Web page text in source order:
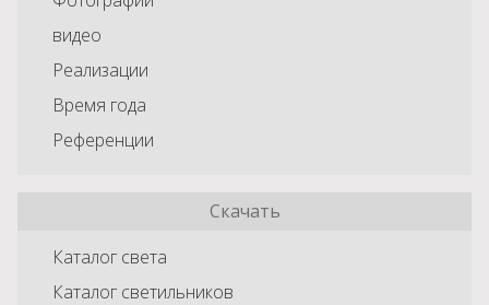
видео
Реализации
Время года
Референции
Скачать
Каталог света
Каталог светильников